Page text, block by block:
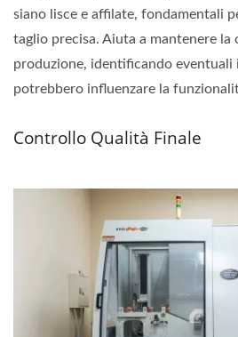
siano lisce e affilate, fondamentali
taglio precisa. Aiuta a mantenere la
produzione, identificando eventuali
potrebbero influenzare la
Controllo Qualità Finale